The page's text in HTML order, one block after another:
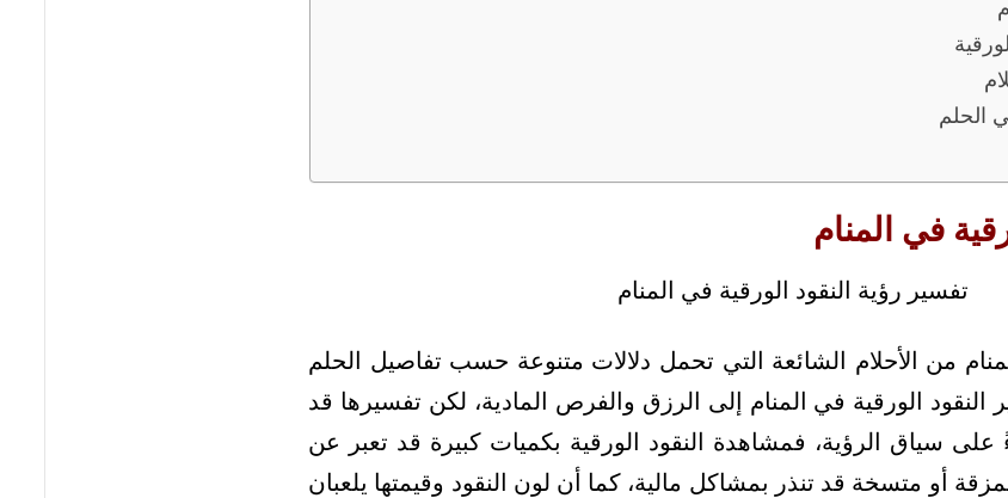
الحلم
في المنام
من الأحلام الشائعة التي تحمل دلالات متنوعة حسب تفاصيل الحلم
النقود الورقية في المنام إلى الرزق والفرص المادية، لكن تفسيرها قد
على سياق الرؤية، فمشاهدة النقود الورقية بكميات كبيرة قد تعبر عن
أو متسخة قد تنذر بمشاكل مالية، كما أن لون النقود وقيمتها يلعبان